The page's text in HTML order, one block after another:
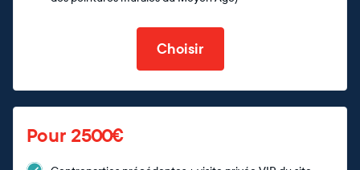
Choisir
Pour 2500€